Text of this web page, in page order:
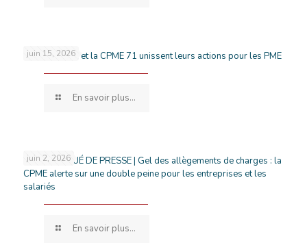
juin 15, 2026
France Travail et la CPME 71 unissent leurs actions pour les PME
En savoir plus...
juin 2, 2026
COMMUNIQUÉ DE PRESSE | Gel des allègements de charges : la
CPME alerte sur une double peine pour les entreprises et les
salariés
En savoir plus...